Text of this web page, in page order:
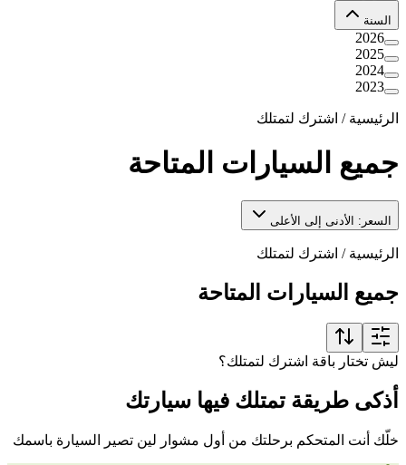
السنة
2026
2025
2024
2023
الرئيسية / اشترك لتمتلك
جميع السيارات المتاحة
السعر: الأدنى إلى الأعلى
الرئيسية / اشترك لتمتلك
جميع السيارات المتاحة
ليش تختار باقة اشترك لتمتلك؟
أذكى طريقة تمتلك فيها سيارتك
خلّك أنت المتحكم برحلتك من أول مشوار لين تصير السيارة باسمك